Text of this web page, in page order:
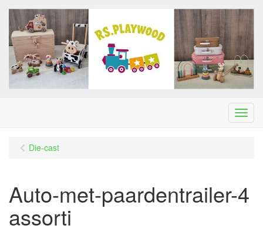
Menu
Die-cast
Auto-met-paardentrailer-4
assorti